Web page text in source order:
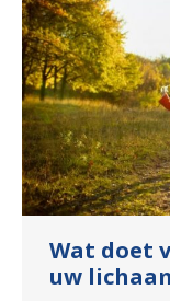
Wat doet
uw